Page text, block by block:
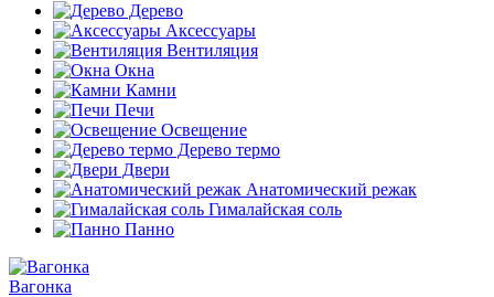
Дерево
Аксессуары
Вентиляция
Окна
Камни
Печи
Освещение
Дерево термо
Двери
Анатомический режак
Гималайская соль
Панно
Вагонка